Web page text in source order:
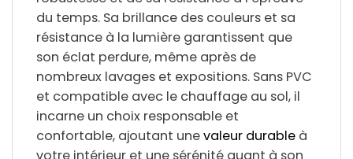
du temps. Sa brillance des couleurs et sa
résistance à la lumière garantissent que
son éclat perdure, même après de
nombreux lavages et expositions. Sans PVC
et compatible avec le chauffage au sol, il
incarne un choix responsable et
confortable, ajoutant unevaleur durable à